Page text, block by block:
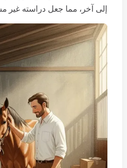
إلى آخر، مما جعل دراسته غير